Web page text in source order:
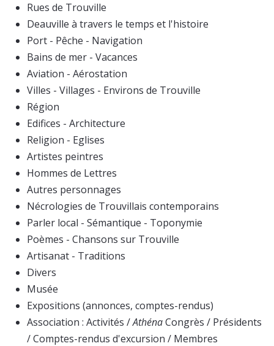
Rues de Trouville
Deauville à travers le temps et l'histoire
Port - Pêche - Navigation
Bains de mer - Vacances
Aviation - Aérostation
Villes - Villages - Environs de Trouville
Région
Edifices - Architecture
Religion - Eglises
Artistes peintres
Hommes de Lettres
Autres personnages
Nécrologies de Trouvillais contemporains
Parler local - Sémantique - Toponymie
Poèmes - Chansons sur Trouville
Artisanat - Traditions
Divers
Musée
Expositions (annonces, comptes-rendus)
Association : Activités /AthénaCongrès / Présidents
/ Comptes-rendus d'excursion / Membres